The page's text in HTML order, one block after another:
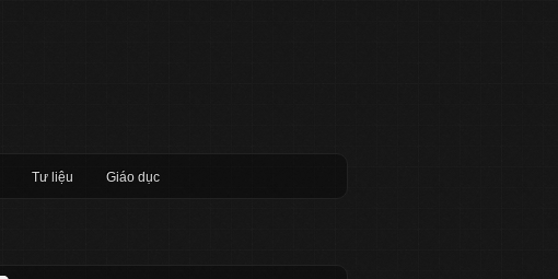
Tư liệu Giáo dục